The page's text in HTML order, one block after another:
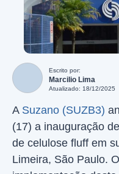
Escrito por:
Marcilio Lima
Atualizado: 18/12/2025
A Suzano (SUZB3)
(17) a inauguração
de celulose fluff em
Limeira, São Paulo.